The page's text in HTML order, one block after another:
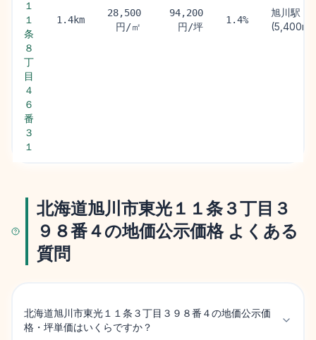
１
１
条
８
丁
目
４
６
番
３
１
1.4km
28,500
円/㎡
94,200
円/坪
1.4%
旭川駅
(5,400m)
北海道旭川市東光１１条３丁目３
９８番４の地価公示価格 よくある
質問
北海道旭川市東光１１条３丁目３９８番４の地価公示価
格・坪単価はいくらですか？